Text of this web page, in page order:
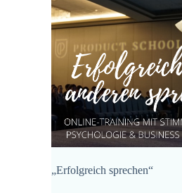
„Erfolgreich sprechen“